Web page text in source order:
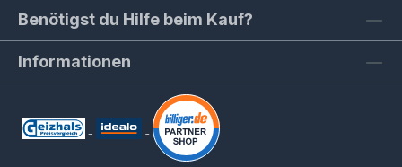
Benötigst du Hilfe beim Kauf?
Informationen